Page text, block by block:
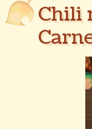
Chili